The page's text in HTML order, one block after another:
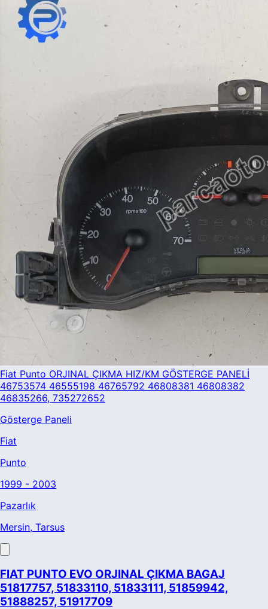
Fiat Punto ORJINAL ÇIKMA HIZ/KM GÖSTERGE PANELİ
46753574 46555198 46765792 46808381 46808382
46835266, 735272652
Gösterge Paneli
Fiat
Punto
1999 - 2003
Pazarlık
Mersin, Tarsus
FIAT PUNTO EVO ORJINAL ÇIKMA BAGAJ
51817757, 51833110, 51833111, 51859942,
51888257, 51917709